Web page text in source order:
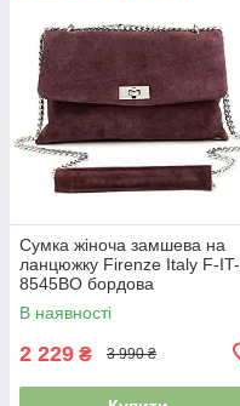
Сумка жіноча замшева на
ланцюжку Firenze Italy F-IT-
8545BO бордова
В наявності
2 229 ₴ 3 990 ₴